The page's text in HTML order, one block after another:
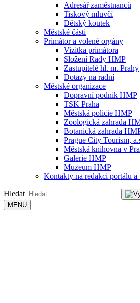
Adresář zaměstnanců
Tiskový mluvčí
Dětský koutek
Městské části
Primátor a volené orgány
Vizitka primátora
Složení Rady HMP
Zastupitelé hl. m. Prahy
Dotazy na radní
Městské organizace
Dopravní podnik HMP
TSK Praha
Městská policie HMP
Zoologická zahrada
Botanická zahrada
Prague City Tourism,
Městská knihovna v
Galerie HMP
Muzeum HMP
Kontakty na redakci portálu a
Hledat
MENU